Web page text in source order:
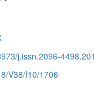
j.issn.2096-
V38/I10/1706